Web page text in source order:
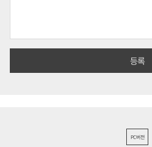
PC버전